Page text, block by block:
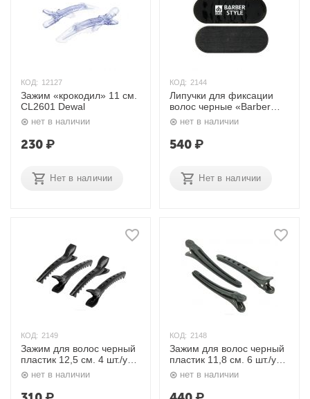
КОД: 12127
Зажим «крокодил» 11 см.
CL2601 Dewal
нет в наличии
230₽
Нет в наличии
КОД: 2144
Липучки для фиксации
волос черные «Barber
Style» Dewal
нет в наличии
540₽
Нет в наличии
КОД: 2149
Зажим для волос черный
пластик 12,5 см. 4 шт./уп.
JB-0024 Dewal
нет в наличии
КОД: 2148
Зажим для волос черный
пластик 11,8 см. 6 шт./уп.
JB-0018 Dewal
нет в наличии